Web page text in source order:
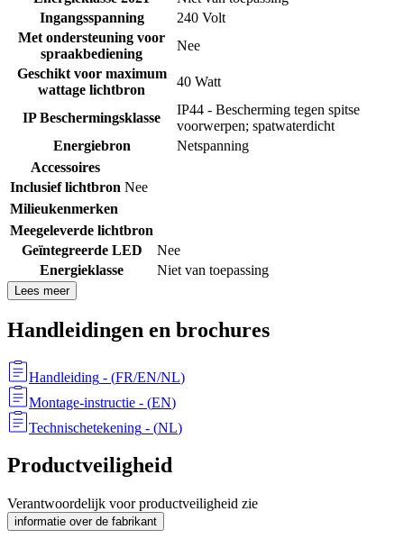
Ingangsspanning
240 Volt
Met ondersteuning voor
spraakbediening
Nee
Geschikt voor maximum
wattage lichtbron
40 Watt
IP Beschermingsklasse
IP44 - Bescherming tegen spitse
voorwerpen; spatwaterdicht
Energiebron
Netspanning
Accessoires
Inclusief lichtbron Nee
Milieukenmerken
Meegeleverde lichtbron
Geïntegreerde LED
Nee
Energieklasse
Niet van toepassing
Lees meer
Handleidingen en brochures
Handleiding - (FR/EN/NL)
Montage-instructie - (EN)
Technischetekening - (NL)
Productveiligheid
Verantwoordelijk voor productveiligheid zie
informatie over de fabrikant